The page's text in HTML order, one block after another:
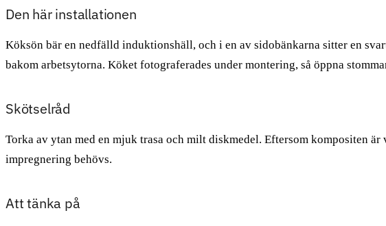
Den här installationen
Köksön bär en nedfälld induktionshäll, och i en av sidobänkarna sitter en
bakom arbetsytorna. Köket fotograferades under montering, så öppna
Skötselråd
Torka av ytan med en mjuk trasa och milt diskmedel. Eftersom kompositen
impregnering behövs.
Att tänka på